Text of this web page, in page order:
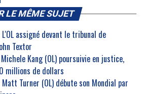
LE MÊME SUJET
L'OL assigné devant le tribunal de
Textor
Michele Kang (OL) poursuivie en justice,
millions de dollars
Matt Turner (OL) débute son Mondial par